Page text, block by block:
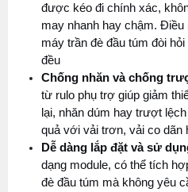
được kéo đi chính xác,
may nhanh hay chậm. Điều
máy trần đè đầu túm đòi
đều
Chống nhăn và chống
từ rulo phụ trợ giúp giảm
lại, nhăn dúm hay trượt
quả với vải trơn, vải co dãn
Dễ dàng lắp đặt và sử
dạng module, có thể tích
đè đầu túm mà không yêu